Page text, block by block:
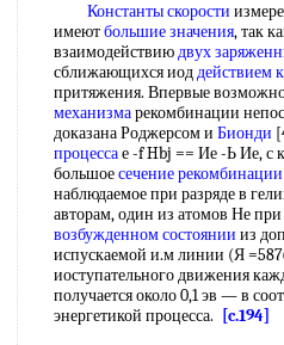
Константы скорости
имеютбольшие значения, так
взаимодействиюдвух
сближающихся иоддействием
притяжения. Впервые
механизмарекомбинации
доказана Роджерсом и Бионди
процессае -f Hbj == Ие -Ь Ие, с
большоесечение рекомбинации
наблюдаемое при разряде в
авторам, один из атомов Не при
возбужденном состоянии из
испускаемой и.м линии (Я
иоступательного движения
получается около 0,1 эв — в
энергетикой процесса.
[c.194]